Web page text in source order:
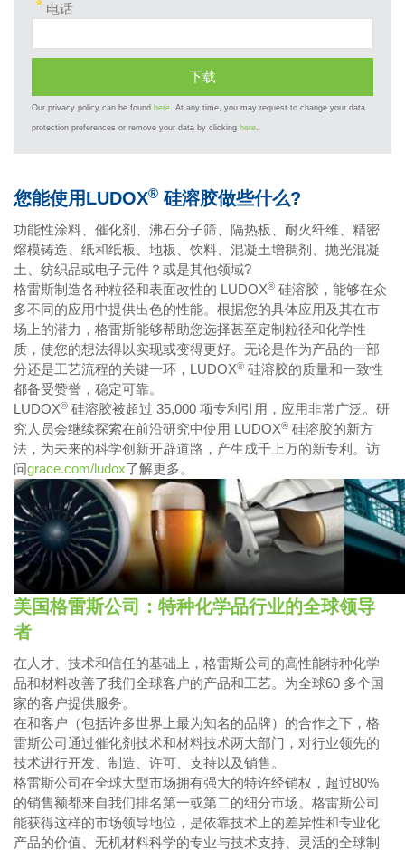
电话
Our privacy policy can be found here. At any time, you may request to change your data
protection preferences or remove your data by clicking here.
您能使用LUDOX® 硅溶胶做些什么?
功能性涂料、催化剂、沸石分子筛、隔热板、耐火纤维、精密
熔模铸造、纸和纸板、地板、饮料、混凝土增稠剂、抛光混凝
土、纺织品或电子元件？或是其他领域?
格雷斯制造各种粒径和表面改性的 LUDOX® 硅溶胶，能够在众
多不同的应用中提供出色的性能。根据您的具体应用及其在市
场上的潜力，格雷斯能够帮助您选择甚至定制粒径和化学性
质，使您的想法得以实现或变得更好。无论是作为产品的一部
分还是工艺流程的关键一环，LUDOX® 硅溶胶的质量和一致性
都备受赞誉，稳定可靠。
LUDOX® 硅溶胶被超过 35,000 项专利引用，应用非常广泛。研
究人员会继续探索在前沿研究中使用 LUDOX® 硅溶胶的新方
法，为未来的科学创新开辟道路，产生成千上万的新专利。访
问grace.com/ludox了解更多。
美国格雷斯公司：特种化学品行业的全球领导
者
在人才、技术和信任的基础上，格雷斯公司的高性能特种化学
品和材料改善了我们全球客户的产品和工艺。为全球60 多个国
家的客户提供服务。
在和客户（包括许多世界上最为知名的品牌）的合作之下，格
雷斯公司通过催化剂技术和材料技术两大部门，对行业领先的
技术进行开发、制造、许可、支持以及销售。
格雷斯公司在全球大型市场拥有强大的特许经销权，超过80%
的销售额都来自我们排名第一或第二的细分市场。格雷斯公司
能获得这样的市场领导地位，是依靠技术上的差异性和专业化
产品的价值、无机材料科学的专业与技术支持、灵活的全球制